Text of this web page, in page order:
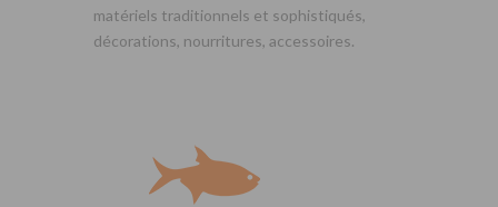
matériels traditionnels et sophistiqués,
décorations, nourritures, accessoires.